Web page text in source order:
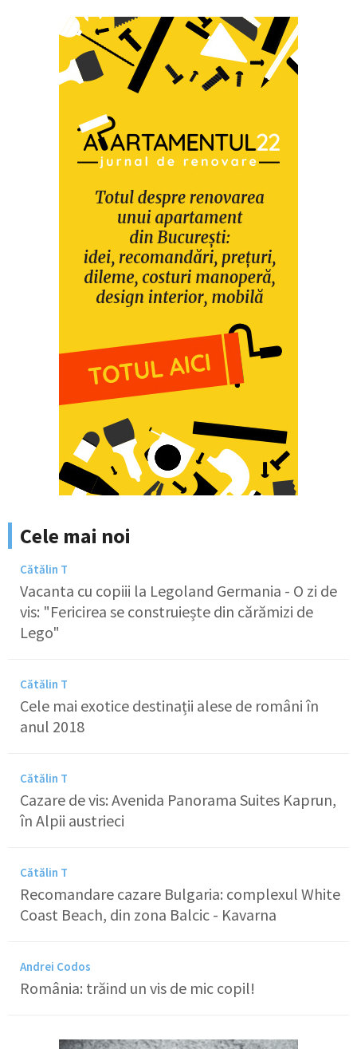
Cele mai noi
Cătălin T
Vacanta cu copiii la Legoland Germania - O zi de
vis: "Fericirea se construiește din cărămizi de
Lego"
Cătălin T
Cele mai exotice destinații alese de români în
anul 2018
Cătălin T
Cazare de vis: Avenida Panorama Suites Kaprun,
în Alpii austrieci
Cătălin T
Recomandare cazare Bulgaria: complexul White
Coast Beach, din zona Balcic - Kavarna
Andrei Codos
România: trăind un vis de mic copil!